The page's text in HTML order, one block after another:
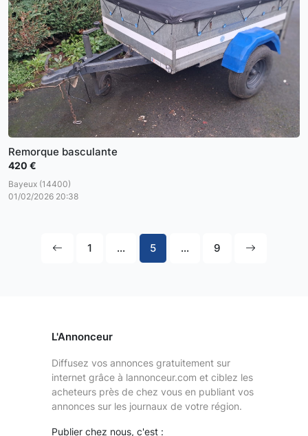
Remorque basculante
420 €
Bayeux (14400)
01/02/2026 20:38
1 ... 5 ... 9
L'Annonceur
Diffusez vos annonces gratuitement sur
internet grâce à lannonceur.com et ciblez les
acheteurs près de chez vous en publiant vos
annonces sur les journaux de votre région.
Publier chez nous, c'est :